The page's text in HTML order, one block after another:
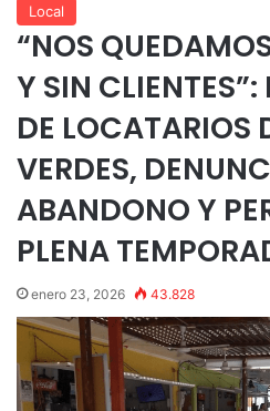
Local
“NOS
Y SIN
DE LOCATARIOS
VERDES,
ABANDONO Y
PLENA
enero 23, 2026 43.828